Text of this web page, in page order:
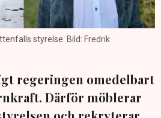
styrelse. Bild: Fredrik
regeringen omedelbart
Därför möblerar